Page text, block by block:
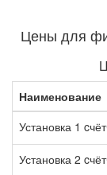
Цены для
Наименование
Установка 1
Установка 2